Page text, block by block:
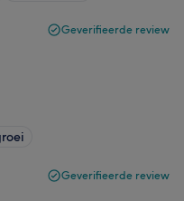
Geverifieerde review
Geverifieerde review